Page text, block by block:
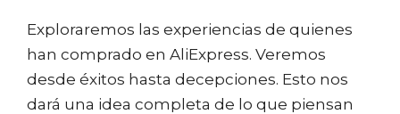
Exploraremos las experiencias de quienes
han comprado en AliExpress. Veremos
desde éxitos hasta decepciones. Esto nos
dará una idea completa de lo que piensan